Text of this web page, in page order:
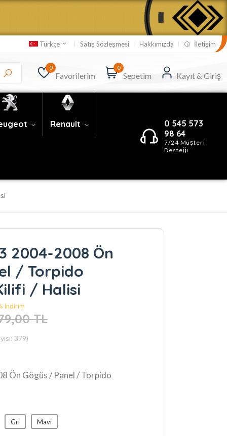
Türkçe Satış Sözleşmesi Hakkımızda İletişim
0
Favorilerim
0
Sepetim Kayıt & Giriş
Renault
0 545 573
98 64
7/24 Müşteri
Desteği
2004-2008 Ön
/ Torpido
/ Halisi
İndirim
TL
379)
Ön Gögüs / Panel / Torpido
Gri Mavi